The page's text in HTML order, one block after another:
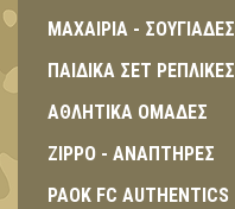
ΜΑΧΑΙΡΙΑ - ΣΟΥΓΙΑΔΕΣ
ΠΑΙΔΙΚΑ ΣΕΤ ΡΕΠΛΙΚΕΣ
ΑΘΛΗΤΙΚΑ ΟΜΑΔΕΣ
ZIPPO - ΑΝΑΠΤΗΡΕΣ
PAOK FC AUTHENTICS